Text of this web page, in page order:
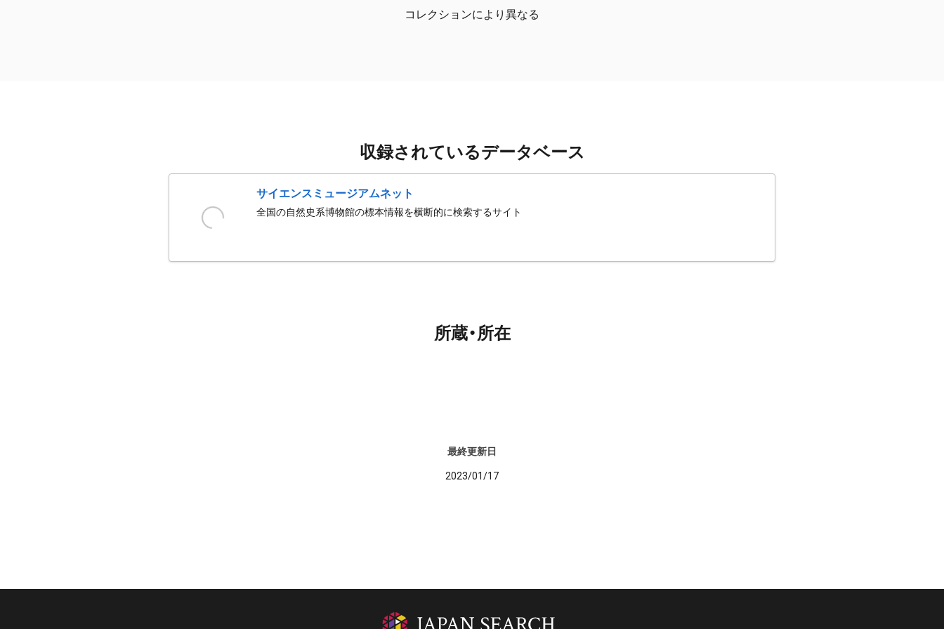
コレクションにより異なる
収録されているデータベース
サイエンスミュージアムネット
全国の自然史系博物館の標本情報を横断的に検索するサイト
所蔵・所在
最終更新日
2023/01/17